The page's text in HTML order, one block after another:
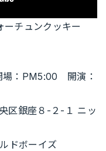
ーチュンクッキー
場：PM5:00 開演：
区銀座８-２-１ ニッ
ドボーイズ